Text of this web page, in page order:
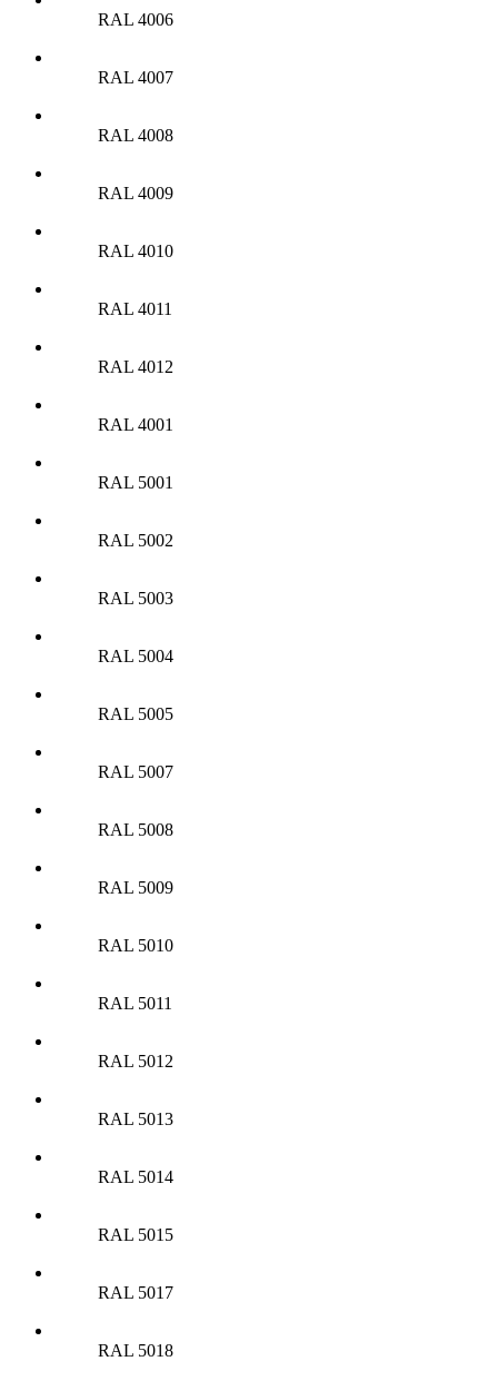
RAL 4006
RAL 4007
RAL 4008
RAL 4009
RAL 4010
RAL 4011
RAL 4012
RAL 4001
RAL 5001
RAL 5002
RAL 5003
RAL 5004
RAL 5005
RAL 5007
RAL 5008
RAL 5009
RAL 5010
RAL 5011
RAL 5012
RAL 5013
RAL 5014
RAL 5015
RAL 5017
RAL 5018